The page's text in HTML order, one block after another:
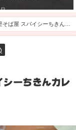
そば屋 スパイシーちきんカ
シーちきんカレ